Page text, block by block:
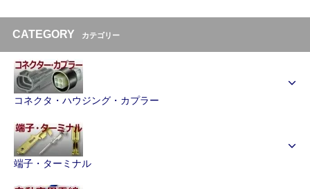
CATEGORY カテゴリー
コネクタ・ハウジング・カプラー
端子・ターミナル